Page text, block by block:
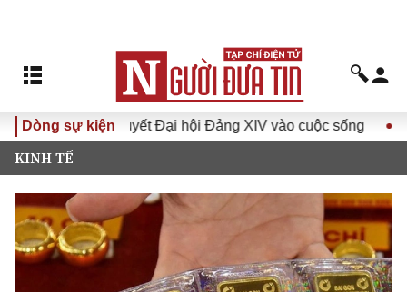
Dòng sự kiện
Đưa Nghị quyết Đại hội Đảng XIV vào cuộc sống Hướng
KINH TẾ